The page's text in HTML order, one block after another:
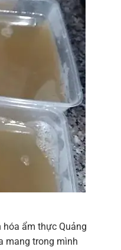
ẩm thực Quảng
mang trong mình